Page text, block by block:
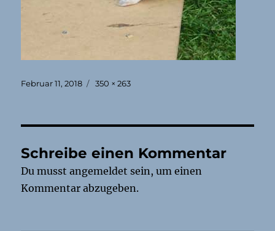
Veröffentlicht
Februar 11, 2018 Originalgröße
350 × 263
Schreibe einen Kommentar
Du musstangemeldet sein, um einen
Kommentar abzugeben.